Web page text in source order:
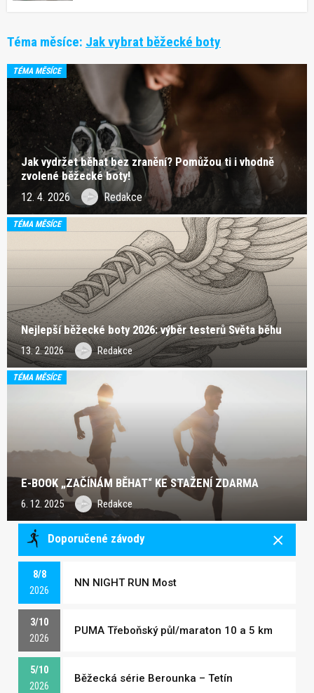
Téma měsíce: Jak vybrat běžecké boty
TÉMA MĚSÍCE
Jak vydržet běhat bez zranění? Pomůžou ti i vhodně
zvolené běžecké boty!
12. 4. 2026 Redakce
TÉMA MĚSÍCE
Nejlepší běžecké boty 2026: výběr testerů Světa běhu
13. 2. 2026 Redakce
TÉMA MĚSÍCE
E-BOOK „ZAČÍNÁM BĚHAT“ KE STAŽENÍ ZDARMA
6. 12. 2025 Redakce
Doporučené závody
8/8
2026
NN NIGHT RUN Most
3/10
2026
PUMA Třeboňský půl/maraton 10 a 5 km
5/10
2026
Běžecká série Berounka – Tetín